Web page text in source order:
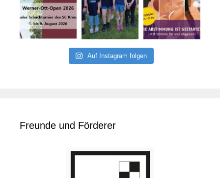
Auf Instagram folgen
Freunde und Förderer